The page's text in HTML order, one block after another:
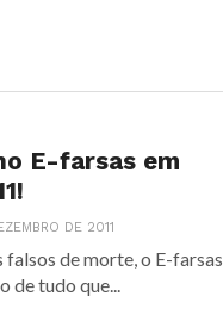
E-farsas em
DE 2011
falsos de morte, o E-farsas
de tudo que...